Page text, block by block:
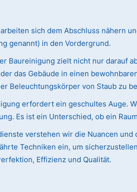
sich dem Abschluss nähern
genannt) in den Vordergrund.
Baureinigung zielt nicht nur darauf
das Gebäude in einen
Beleuchtungskörper von Staub zu
erfordert ein geschultes Auge.
Es ist ein Unterschied, ob ein
verstehen wir die Nuancen
Techniken ein, um
Effizienz und Qualität.